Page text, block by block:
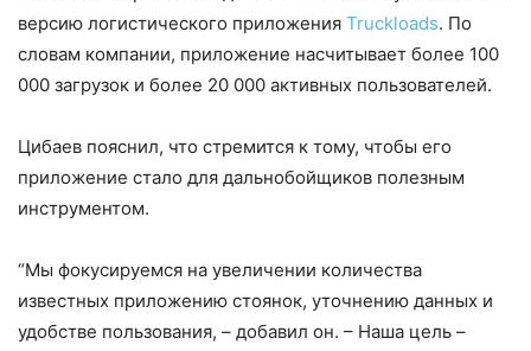
версию логистического приложения Truckloads. По
словам компании, приложение насчитывает более 100
000 загрузок и более 20 000 активных пользователей.
Цибаев пояснил, что стремится к тому, чтобы его
приложение стало для дальнобойщиков полезным
инструментом.
“Мы фокусируемся на увеличении количества
известных приложению стоянок, уточнению данных и
удобстве пользования, – добавил он. – Наша цель –